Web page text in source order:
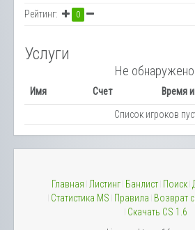
Рейтинг:
0
Услуги
Не обнаружено
Имя Счет Время
Список игроков
Главная Листинг Банлист Поиск
Статистика MS
Правила Возврат
Скачать CS 1.6